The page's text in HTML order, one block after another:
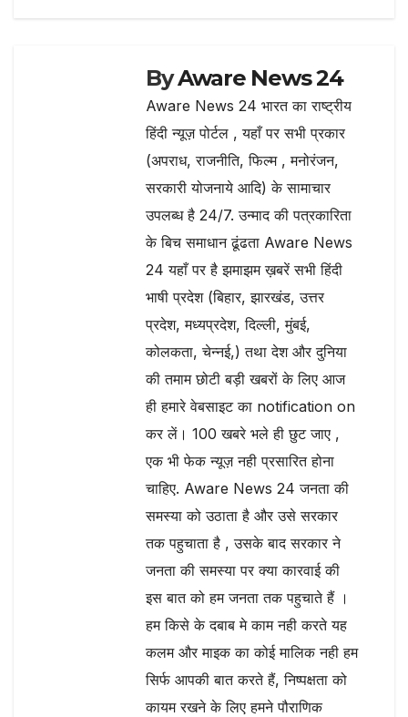
ByAware News 24
Aware News 24 भारत का राष्ट्रीय
हिंदी न्यूज़ पोर्टल , यहाँ पर सभी प्रकार
(अपराध, राजनीति, फिल्म , मनोरंजन,
सरकारी योजनाये आदि) के सामाचार
उपलब्ध है 24/7. उन्माद की पत्रकारिता
के बिच समाधान ढूंढता Aware News
24 यहाँ पर है झमाझम ख़बरें सभी हिंदी
भाषी प्रदेश (बिहार, झारखंड, उत्तर
प्रदेश, मध्यप्रदेश, दिल्ली, मुंबई,
कोलकता, चेन्नई,) तथा देश और दुनिया
की तमाम छोटी बड़ी खबरों के लिए आज
ही हमारे वेबसाइट का notification on
कर लें। 100 खबरे भले ही छुट जाए ,
एक भी फेक न्यूज़ नही प्रसारित होना
चाहिए. Aware News 24 जनता की
समस्या को उठाता है और उसे सरकार
तक पहुचाता है , उसके बाद सरकार ने
जनता की समस्या पर क्या कारवाई की
इस बात को हम जनता तक पहुचाते हैं ।
हम किसे के दबाब मे काम नही करते यह
कलम और माइक का कोई मालिक नही हम
सिर्फ आपकी बात करते हैं, निष्पक्षता को
कायम रखने के लिए हमने पौराणिक